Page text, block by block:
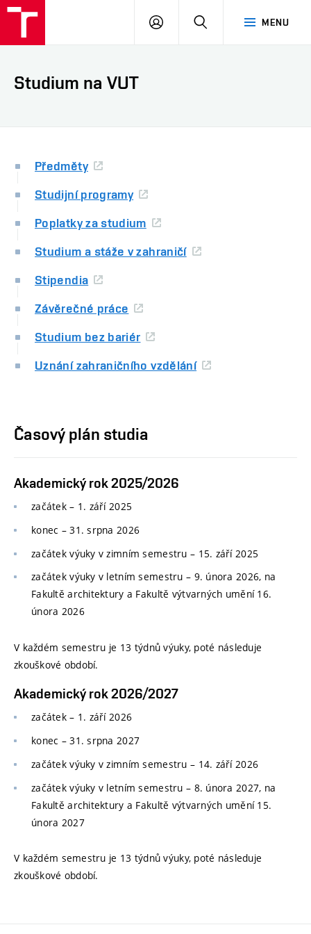
MENU
PŘIHLÁSIT
Studium na VUT
Předměty
Studijní programy
Poplatky za studium
Studium a stáže v zahraničí
Stipendia
Závěrečné práce
Studium bez bariér
Uznání zahraničního vzdělání
Časový plán studia
Akademický rok 2025/2026
začátek – 1. září 2025
konec –31. srpna 2026
začátek výuky v zimním semestru – 15. září 2025
začátek výuky v letním semestru – 9. února 2026, na
Fakultě architektury a Fakultě výtvarných umění 16.
února 2026
V každém semestru je 13 týdnů výuky, poté následuje
zkouškové období.
Akademický rok 2026/2027
začátek – 1. září 2026
konec –31. srpna 2027
začátek výuky v zimním semestru – 14. září 2026
začátek výuky v letním semestru – 8. února 2027, na
Fakultě architektury a Fakultě výtvarných umění 15.
února 2027
V každém semestru je 13 týdnů výuky, poté následuje
zkouškové období.